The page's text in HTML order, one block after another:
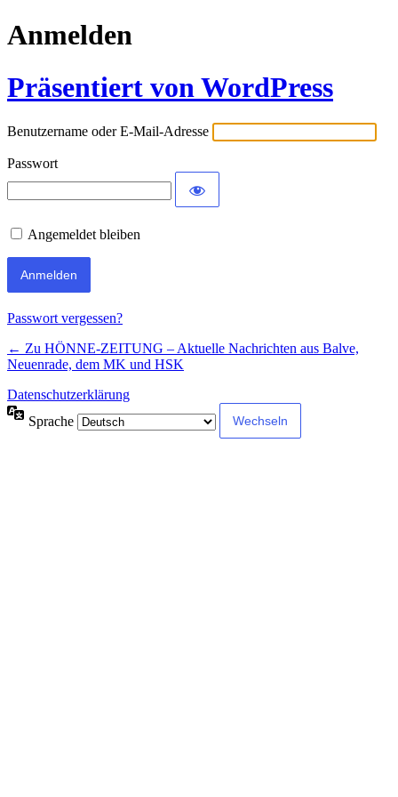
Anmelden
Präsentiert von WordPress
Benutzername oder E-Mail-Adresse
Passwort
Angemeldet bleiben
Passwort vergessen?
← Zu HÖNNE-ZEITUNG – Aktuelle Nachrichten aus Balve,
Neuenrade, dem MK und HSK
Datenschutzerklärung
Sprache